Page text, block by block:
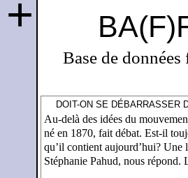
Base de
+
DOIT-ON SE DÉBARRASSER
Au-delà des idées du
né en 1870, fait débat. Est-il
qu’il contient aujourd’hui? Une
Stéphanie Pahud, nous